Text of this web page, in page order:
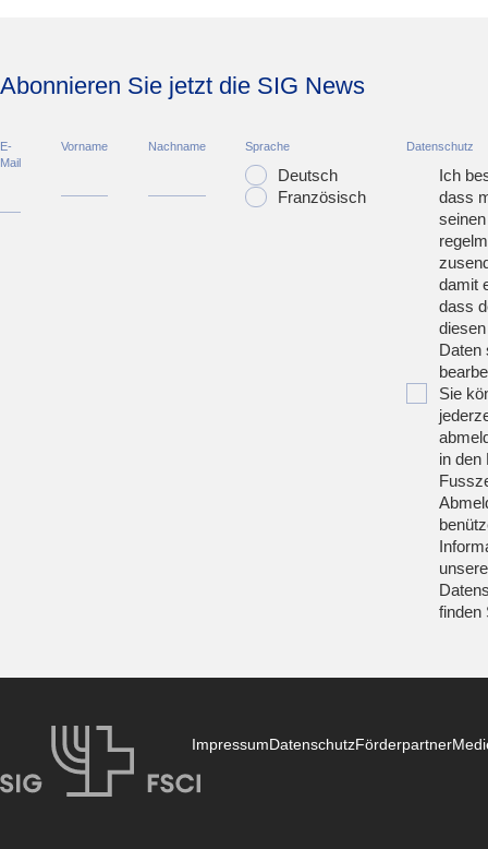
Abonnieren Sie jetzt die SIG News
E-
Mail
Vorname Nachname Sprache
Deutsch
Französisch
Datenschutz
Ich
dass
damit
dass
Daten
Sie
in den
finden
ImpressumDatenschutzFörderpartner